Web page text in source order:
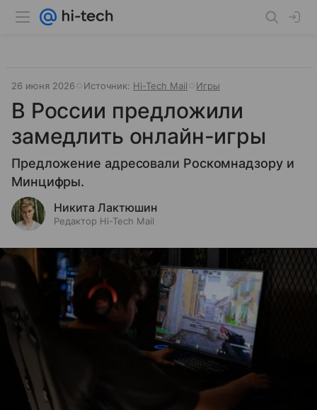
26 июня 2026 Источник: Hi-Tech Mail Игры
В России предложили
замедлить онлайн-игры
Предложение адресовали Роскомнадзору и
Минцифры.
Никита Лактюшин
Редактор Hi-Tech Mail